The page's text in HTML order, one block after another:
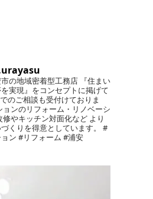
の地域密着型工務店 『住まい
実現』をコンセプトに掲げて
のご相談も受付けておりま
ョンのリフォーム・リノベーシ
修やキッチン対面化など より
くりを得意としています。
#
ン #リフォーム #浦安